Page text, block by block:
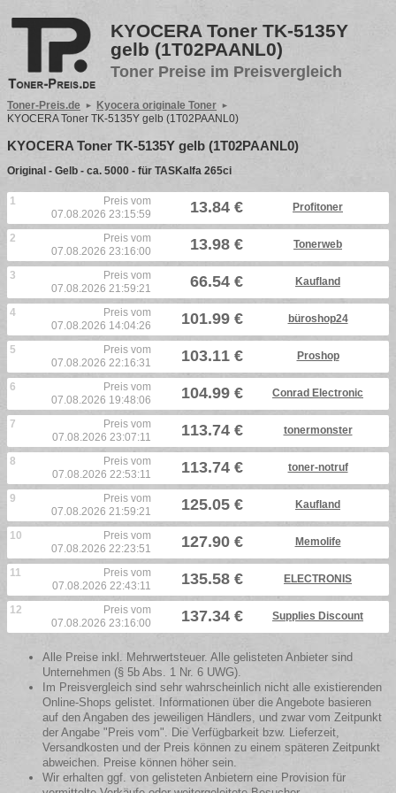
KYOCERA Toner TK-5135Y
gelb (1T02PAANL0)
Toner Preise im Preisvergleich
Toner-Preis.de
Kyocera originale Toner
KYOCERA Toner TK-5135Y gelb (1T02PAANL0)
KYOCERA Toner TK-5135Y gelb (1T02PAANL0)
Original - Gelb - ca. 5000 - für TASKalfa 265ci
1
Preis vom
07.08.2026 23:15:59
13.84 € Profitoner
2
Preis vom
07.08.2026 23:16:00
13.98 € Tonerweb
3
Preis vom
07.08.2026 21:59:21
66.54 € Kaufland
4
Preis vom
07.08.2026 14:04:26
101.99 € büroshop24
5
Preis vom
07.08.2026 22:16:31
103.11 € Proshop
6
Preis vom
07.08.2026 19:48:06
104.99 € Conrad Electronic
7
Preis vom
07.08.2026 23:07:11
113.74 € tonermonster
8
Preis vom
07.08.2026 22:53:11
113.74 € toner-notruf
9
Preis vom
07.08.2026 21:59:21
125.05 € Kaufland
10
Preis vom
07.08.2026 22:23:51
127.90 € Memolife
11
Preis vom
07.08.2026 22:43:11
135.58 € ELECTRONIS
12
Preis vom
07.08.2026 23:16:00
137.34 € Supplies Discount
Alle Preise inkl. Mehrwertsteuer. Alle gelisteten Anbieter sind
Unternehmen (§ 5b Abs. 1 Nr. 6 UWG).
Im Preisvergleich sind sehr wahrscheinlich nicht alle existierenden
Online-Shops gelistet. Informationen über die Angebote basieren
auf den Angaben des jeweiligen Händlers, und zwar vom Zeitpunkt
der Angabe "Preis vom". Die Verfügbarkeit bzw. Lieferzeit,
Versandkosten und der Preis können zu einem späteren Zeitpunkt
abweichen. Preise können höher sein.
Wir erhalten ggf. von gelisteten Anbietern eine Provision für